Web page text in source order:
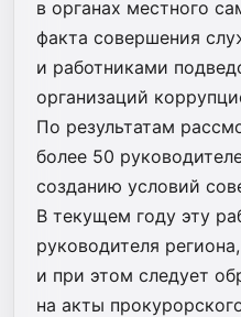
в органах местного
факта совершения
и работниками
организаций
По результатам
более 50
созданию условий
В текущем году эту
руководителя
и при этом следует
на акты